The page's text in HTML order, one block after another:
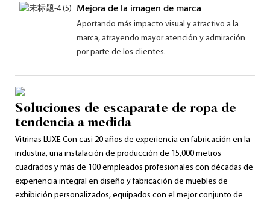
Mejora de la imagen de marca
Aportando más impacto visual y atractivo a la
marca, atrayendo mayor atención y admiración
por parte de los clientes.
Soluciones de escaparate de ropa de
tendencia a medida
Vitrinas LUXE Con ​​casi 20 años de experiencia en fabricación en la
industria, una instalación de producción de 15,000 metros
cuadrados y más de 100 empleados profesionales con décadas de
experiencia integral en diseño y fabricación de muebles de
exhibición personalizados, equipados con el mejor conjunto de